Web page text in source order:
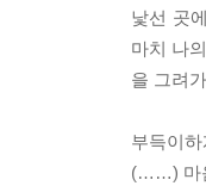
낯선 곳
마치 나
을 그려
부득이
(……) 마